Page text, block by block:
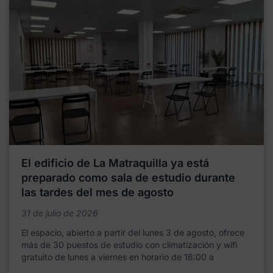
El edificio de La Matraquilla ya está
preparado como sala de estudio durante
las tardes del mes de agosto
31 de julio de 2026
El espacio, abierto a partir del lunes 3 de agosto, ofrece
más de 30 puestos de estudio con climatización y wifi
gratuito de lunes a viernes en horario de 16:00 a